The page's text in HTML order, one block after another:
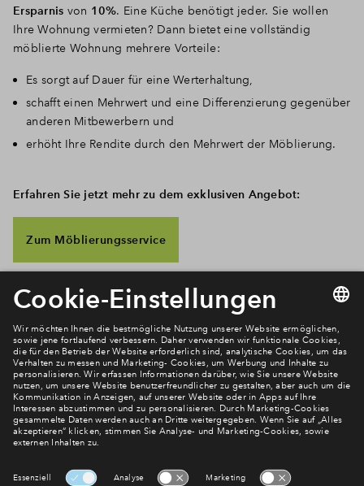
Ersparnis von 10%. Eine Küche benötigt jeder. Sie wollen
Ihre Wohnung vermieten? Dann bietet eine vollständig
möblierte Wohnung mehrere Vorteile:
Es sorgt auf Dauer für eine Werterhaltung,
schafft einen Mehrwert und eine Differenzierung gegenüber
anderen Mitbewerbern und
erhöht Ihre Rendite durch den Mehrwert der Möblierung.
Erfahren Sie jetzt mehr zu dem exklusiven Angebot:
Zum Möblierungsservice
Newsletter Anmeldung
Verpassen Sie zu diesem Wohnprojekt keine Neuigkeiten
mehr! Wir halten Sie auf dem Laufenden – mit unserem
regelmäßig erscheinenden Newsletter informieren wir Sie
über den Stand dieses und weiterer Neubauprojekte.